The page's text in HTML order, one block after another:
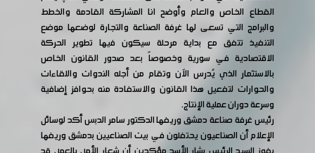
القطاع الخاص والعام وأوضح انا المشاركة القادمة والخطط
والبرامج التي تسعى لها غرفة الصناعة والتجارة لوضعها موضع
التنفيذ تتفق مع بداية مرحلة سيكون فيها تطوير الحركة
الاقتصادية في سورية وخصوصاً بعد صدور القانون الخاص
بالاستثمار الذي يُدرس الآن وتقام من أجله الندوات واللقاءات
والحوارات لتفعيل هذا القانون والاستفادة منه بحوافز إضافية
وسرعة دوران عملية الإنتاج.
رئيس غرفة صناعة دمشق وريفها الدكتور سامر الدبس أكد لوسائل
الإعلام أن الصناعيون يحتفلون في بيت الصناعيين بدمشق وريفها